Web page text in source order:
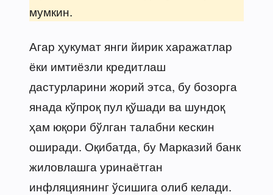
мумкин.
Агар ҳукумат янги йирик харажатлар
ёки имтиёзли кредитлаш
дастурларини жорий этса, бу бозорга
янада кўпроқ пул қўшади ва шундоқ
ҳам юқори бўлган талабни кескин
оширади. Оқибатда, бу Марказий банк
жиловлашга уринаётган
инфляциянинг ўсишига олиб келади.